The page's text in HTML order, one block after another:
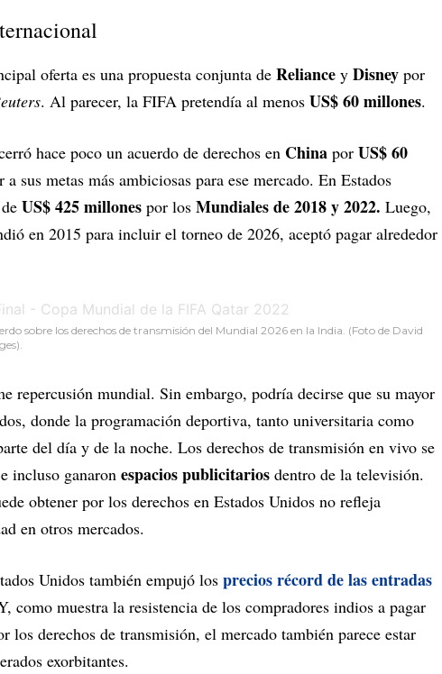
oferta es una propuesta conjunta de Reliance y Disney por
. Al parecer, la FIFA pretendía al menos US$ 60 millones.
hace poco un acuerdo de derechos en China por US$ 60
sus metas más ambiciosas para ese mercado. En Estados
US$ 425 millones por los Mundiales de 2018 y 2022. Luego,
en 2015 para incluir el torneo de 2026, aceptó pagar alrededor
sobre los derechos de transmisión del Mundial 2026 en la India. (Foto de David
repercusión mundial. Sin embargo, podría decirse que su mayor
donde la programación deportiva, tanto universitaria como
del día y de la noche. Los derechos de transmisión en vivo se
incluso ganaron espacios publicitarios dentro de la televisión.
obtener por los derechos en Estados Unidos no refleja
en otros mercados.
Unidos también empujó los precios récord de las entradas
como muestra la resistencia de los compradores indios a pagar
los derechos de transmisión, el mercado también parece estar
exorbitantes.